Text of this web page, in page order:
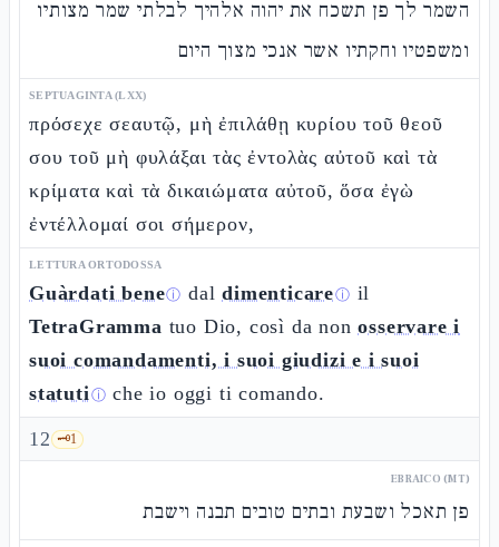
השמר לך פן תשכח את יהוה אלהיך לבלתי שמר מצותיו
ומשפטיו וחקתיו אשר אנכי מצוך היום
SEPTUAGINTA (LXX)
πρόσεχε σεαυτῷ, μὴ ἐπιλάθῃ κυρίου τοῦ θεοῦ
σου τοῦ μὴ φυλάξαι τὰς ἐντολὰς αὐτοῦ καὶ τὰ
κρίματα καὶ τὰ δικαιώματα αὐτοῦ, ὅσα ἐγὼ
ἐντέλλομαί σοι σήμερον,
LETTURA ORTODOSSA
Guàrdati beneⓘ daldimenticareⓘ il
TetraGramma tuo Dio, così da nonosservare i
suoi comandamenti, i suoi giudizi e i suoi
statutiⓘ che io oggi ti comando.
12 🗝️1
EBRAICO (MT)
פן תאכל ושבעת ובתים טובים תבנה וישבת